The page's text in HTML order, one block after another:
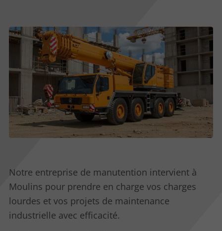
Notre entreprise de manutention intervient à
Moulins pour prendre en charge vos charges
lourdes et vos projets de maintenance
industrielle avec efficacité.